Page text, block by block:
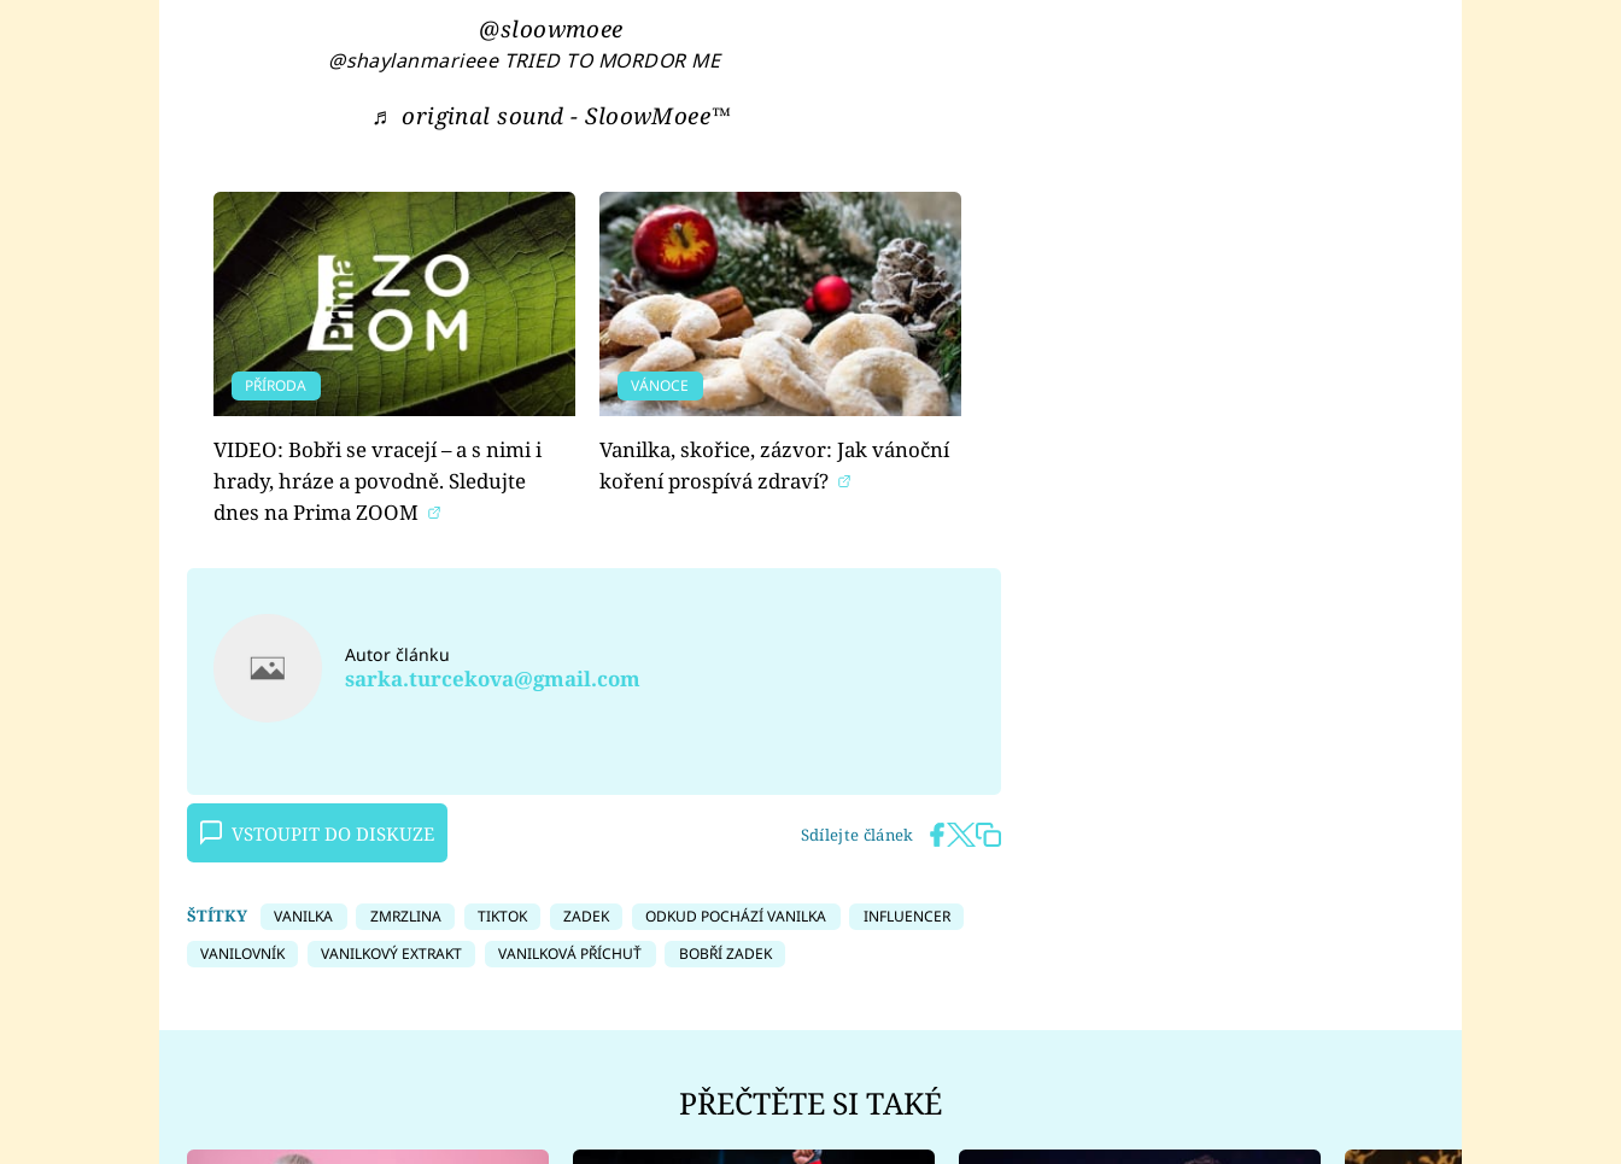
@sloowmoee
@shaylanmarieee TRIED TO MORDOR ME
♬ original sound - SloowMoee™
PŘÍRODA
VIDEO: Bobři se vracejí – a s nimi i
hrady, hráze a povodně. Sledujte
dnes na Prima ZOOM
VÁNOCE
Vanilka, skořice, zázvor: Jak vánoční
koření prospívá zdraví?
Autor článku
sarka.turcekova@gmail.com
VSTOUPIT DO DISKUZE Sdílejte článek
ŠTÍTKY VANILKA ZMRZLINA TIKTOK ZADEK ODKUD POCHÁZÍ VANILKA
INFLUENCER
VANILOVNÍK
VANILKOVÝ EXTRAKT VANILKOVÁ PŘÍCHUŤ BOBŘÍ ZADEK
PŘEČTĚTE SI TAKÉ